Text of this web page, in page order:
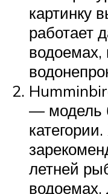
картинку
работает
водоемах,
— модель
летней